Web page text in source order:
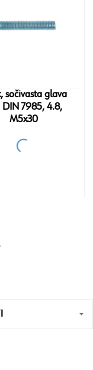
sočivasta glava
DIN 7985, 4.8,
M5x30